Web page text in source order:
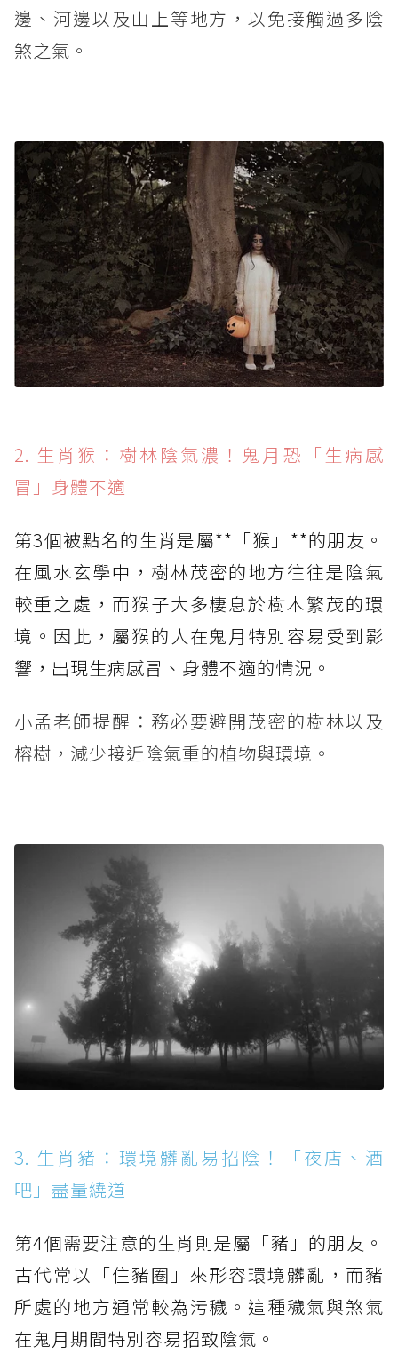
邊、河邊以及山上等地方，以免接觸過多陰
煞之氣。
2. 生肖猴：樹林陰氣濃！鬼月恐「生病感
冒」身體不適
第3個被點名的生肖是屬**「猴」**的朋友。
在風水玄學中，樹林茂密的地方往往是陰氣
較重之處，而猴子大多棲息於樹木繁茂的環
境。因此，屬猴的人在鬼月特別容易受到影
響，出現生病感冒、身體不適的情況。
小孟老師提醒：務必要避開茂密的樹林以及
榕樹，減少接近陰氣重的植物與環境。
3. 生肖豬：環境髒亂易招陰！「夜店、酒
吧」盡量繞道
第4個需要注意的生肖則是屬「豬」的朋友。
古代常以「住豬圈」來形容環境髒亂，而豬
所處的地方通常較為污穢。這種穢氣與煞氣
在鬼月期間特別容易招致陰氣。